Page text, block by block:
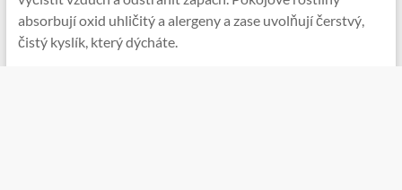
absorbují oxid uhličitý a alergeny a zase uvolňují čerstvý,
čistý kyslík, který dýcháte.